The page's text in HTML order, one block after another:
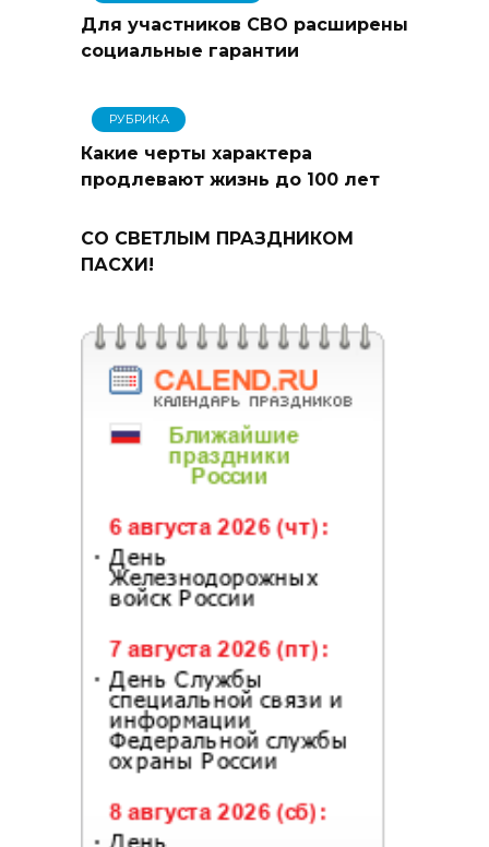
Для участников СВО расширены
социальные гарантии
РУБРИКА
Какие черты характера
продлевают жизнь до 100 лет
СО СВЕТЛЫМ ПРАЗДНИКОМ
ПАСХИ!